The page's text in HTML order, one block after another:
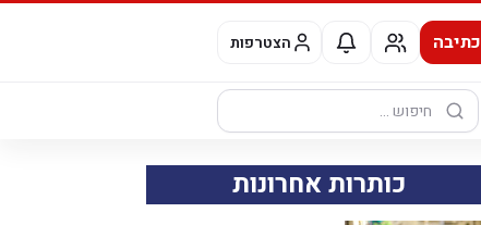
כתיבה הצטרפות
חיפוש:
כותרות אחרונות